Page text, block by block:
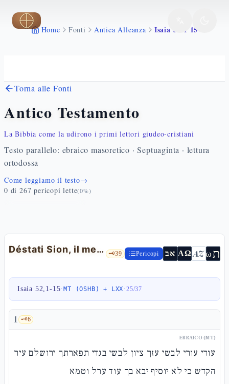
Vai al contenuto principale
Home Fonti Antica Alleanza Isaia 52 1 15
Torna alle Fonti
Antico Testamento
La Bibbia come la udirono i primi lettori giudeo-cristiani
Testo parallelo: ebraico masoretico · Septuaginta · lettura
ortodossa
Come leggiamo il testo→
0 di 267 pericopi lette(0%)
Déstati Sion, il messaggero della pace e l'esordio del Servo — Is 52,1-15 🗝️39 Pericopi אב ΑΩ AZωת
Isaia 52,1-15·MT (OSHB) + LXX·25/37
1 🗝️6
EBRAICO (MT)
עורי עורי לבשי עזך ציון לבשי בגדי תפארתך ירושלם עיר
הקדש כי לא יוסיף יבא בך עוד ערל וטמא